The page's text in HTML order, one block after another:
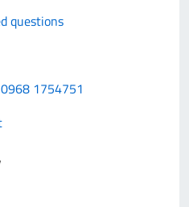
questions
1754751